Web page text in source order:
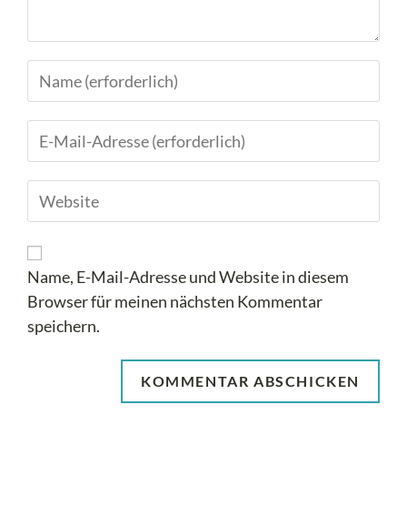
Name, E-Mail-Adresse und Website in diesem
Browser für meinen nächsten Kommentar
speichern.